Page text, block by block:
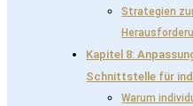
Strategien
Kapitel 8:
Schnittstelle für
Warum